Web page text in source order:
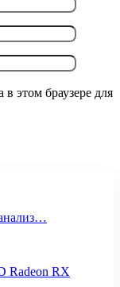
этом браузере для
Radeon RX